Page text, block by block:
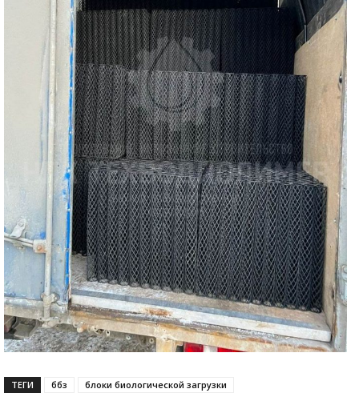
ТЕГИ ббз блоки биологической загрузки